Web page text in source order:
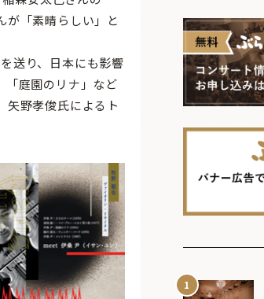
が「素晴らしい」と
送り、日本にも影響
「庭園のリナ」など
矢野孝俊氏によるト